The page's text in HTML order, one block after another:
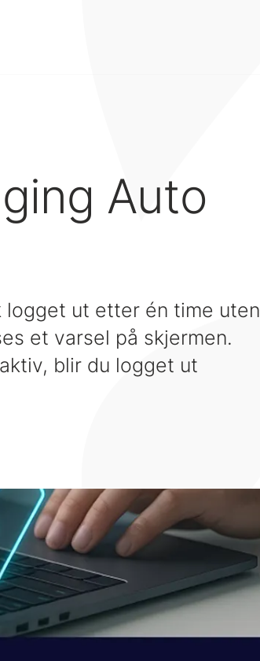
Auto
logget ut etter én time uten
et varsel på skjermen.
blir du logget ut